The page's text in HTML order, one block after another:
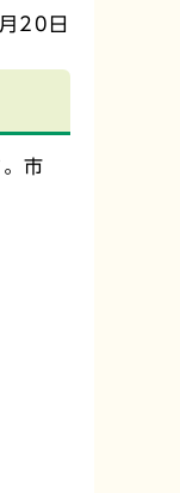
20日
市